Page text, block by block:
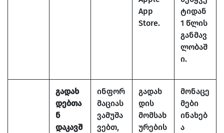
App
Store.
ტიდან
1 წლის
განმავ
ლობაშ
ი.
გადახ
დებთა
ნ
დაკავშ
ინფორ
მაციას
ვამუშა
ვებთ,
გადახ
დის
მომსახ
ურების
მონაცე
მები
ინახებ
ა